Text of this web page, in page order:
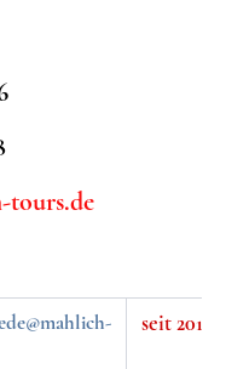
tours.de
seit 2014